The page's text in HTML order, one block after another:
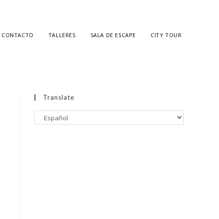
CONTACTO TALLERES SALA DE ESCAPE CITY TOUR
Translate